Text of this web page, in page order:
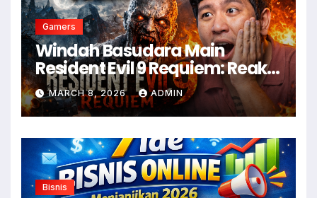
Gamers
Windah Basudara Main
Resident Evil 9 Requiem: Reaksi
Gamer Indonesia Menyambut
Game Horror Terbaru
MARCH 8, 2026 ADMIN
Bisnis